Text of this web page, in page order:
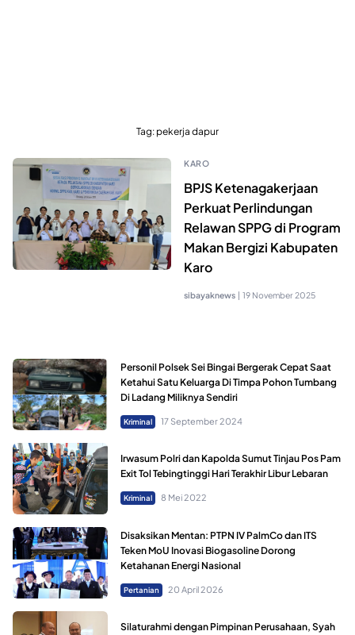
Tag: pekerja dapur
KARO
BPJS Ketenagakerjaan
Perkuat Perlindungan
Relawan SPPG di Program
Makan Bergizi Kabupaten
Karo
sibayaknews | 19 November 2025
Personil Polsek Sei Bingai Bergerak Cepat Saat
Ketahui Satu Keluarga Di Timpa Pohon Tumbang
Di Ladang Miliknya Sendiri
Kriminal 17 September 2024
Irwasum Polri dan Kapolda Sumut Tinjau Pos Pam
Exit Tol Tebingtinggi Hari Terakhir Libur Lebaran
Kriminal 8 Mei 2022
Disaksikan Mentan: PTPN IV PalmCo dan ITS
Teken MoU Inovasi Biogasoline Dorong
Ketahanan Energi Nasional
Pertanian 20 April 2026
Silaturahmi dengan Pimpinan Perusahaan, Syah